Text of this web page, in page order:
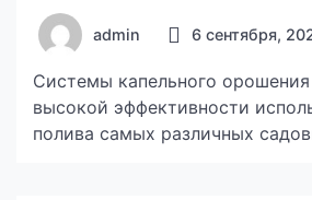
admin 6 сентября,
Системы капельного
высокой эффективности
полива самых различных